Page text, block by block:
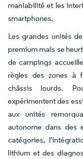
maniabilité et les
smartphones.
Les grandes unités
premium mais se
de campings
règles des zones à
châssis lourds.
expérimentent des
aux unités
autonome dans des
catégories,
lithium et des